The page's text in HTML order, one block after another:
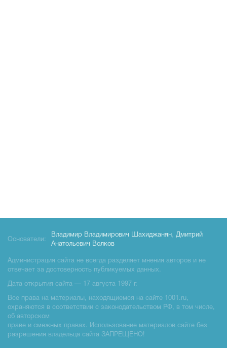
Основатели:
Владимир Владимирович Шахиджанян, Дмитрий
Анатольевич Волков
Администрация сайта не всегда разделяет мнения авторов и не
отвечает за достоверность публикуемых данных.
Дата открытия сайта — 17 августа 1997 г.
Все права на материалы, находящиемся на сайте 1001.ru,
охраняются в соответствии с законодательством РФ, в том числе,
об авторском
праве и смежных правах. Использование материалов сайте без
разрешения владельца сайта ЗАПРЕЩЕНО!